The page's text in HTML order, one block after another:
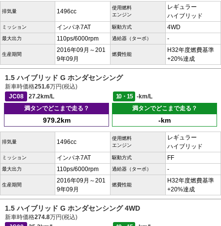
排気量 1496cc
使用燃料
エンジン
レギュラー
ハイブリッド
ミッション インパネ7AT 駆動方式 4WD
最大出力 110ps/6000rpm 過給器（ターボ） -
生産期間
2016年09月～201
9年09月
燃費性能
H32年度燃費基準
+20%達成
1.5 ハイブリッド G ホンダセンシング
新車時価格251.6万円(税込)
JC08
27.2km/L 10・15
-km/L
満タンでどこまで走る？
979.2km
満タンでどこまで走る？
-km
排気量 1496cc
使用燃料
エンジン
レギュラー
ハイブリッド
ミッション インパネ7AT 駆動方式 FF
最大出力 110ps/6000rpm 過給器（ターボ） -
生産期間
2016年09月～201
9年09月
燃費性能
H32年度燃費基準
+20%達成
1.5 ハイブリッド G ホンダセンシング 4WD
新車時価格274.8万円(税込)